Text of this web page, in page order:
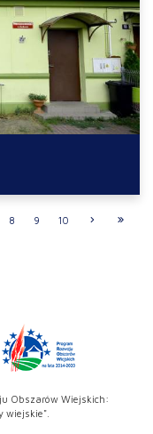
8 9 10
Obszarów Wiejskich:
wiejskie".